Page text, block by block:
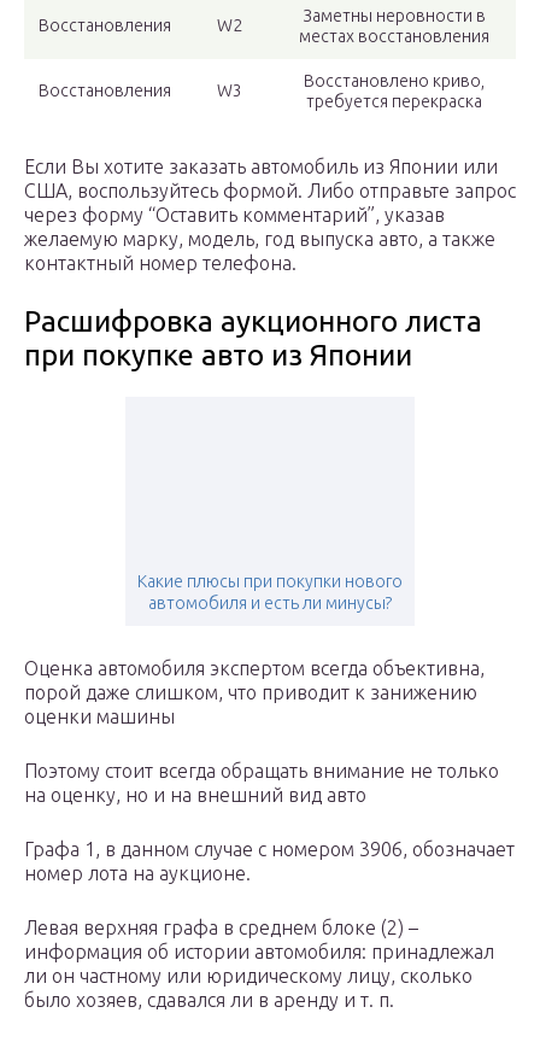
Восстановления W2
Заметны неровности в
местах восстановления
Восстановления W3
Восстановлено криво,
требуется перекраска
Если Вы хотите заказать автомобиль из Японии или
США, воспользуйтесь формой. Либо отправьте запрос
через форму “Оставить комментарий”, указав
желаемую марку, модель, год выпуска авто, а также
контактный номер телефона.
Расшифровка аукционного листа
при покупке авто из Японии
Какие плюсы при покупки нового
автомобиля и есть ли минусы?
Оценка автомобиля экспертом всегда объективна,
порой даже слишком, что приводит к занижению
оценки машины
Поэтому стоит всегда обращать внимание не только
на оценку, но и на внешний вид авто
Графа 1, в данном случае с номером 3906, обозначает
номер лота на аукционе.
Левая верхняя графа в среднем блоке (2) –
информация об истории автомобиля: принадлежал
ли он частному или юридическому лицу, сколько
было хозяев, сдавался ли в аренду и т. п.